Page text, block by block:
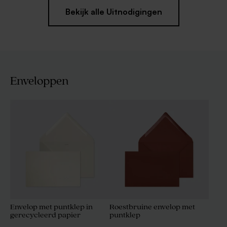
Bekijk alle Uitnodigingen
Enveloppen
Envelop met puntklep in
gerecycleerd papier
Roestbruine envelop met
puntklep